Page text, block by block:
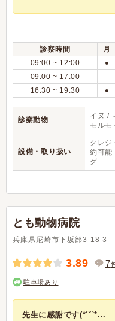
診察時間 月
09:00 ~ 12:00
●
09:00 ~ 17:00
16:30 ~ 19:30 ●
診察動物
イヌ /
モルモ
設備・取り扱い
クレジ
約可能
グ
とも動物病院
兵庫県尼崎市下坂部3-18-3
3.89 7
駐車場あり
先生に感謝です(*´˘`*...